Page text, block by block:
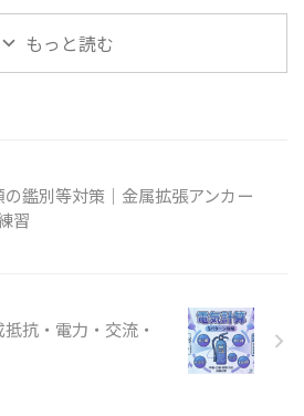
整
鑑別
項・再利用の判断基準まで詳しく
解説します。 試験での出題ポイ
間
変
い
い
せ
道
もっと読む
の鑑別等対策｜金属拡張アンカー
習
抗・電力・交流・